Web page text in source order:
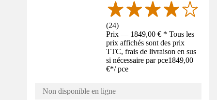
(24)
Prix — 1849,00 € * Tous les
prix affichés sont des prix
TTC, frais de livraison en sus
si nécessaire par pce1849,00
€*/ pce
Non disponible en ligne